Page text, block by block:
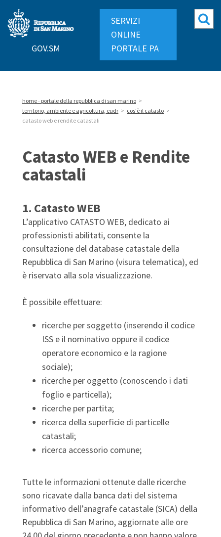
Repubblica
di
GOV.SM
SERVIZI
ONLINE
PORTALE PA
home - portale della repubblica di san marino >
territorio, ambiente e agricoltura, eudr > cos'è il catasto >
catasto web e rendite catastali
Catasto WEB e Rendite
catastali
1. Catasto WEB
L’applicativo CATASTO WEB, dedicato ai
professionisti abilitati, consente la
consultazione del database catastale della
Repubblica di San Marino (visura telematica), ed
è riservato alla sola visualizzazione.
È possibile effettuare:
ricerche per soggetto (inserendo il codice
ISS e il nominativo oppure il codice
operatore economico e la ragione
sociale);
ricerche per oggetto (conoscendo i dati
foglio e particella);
ricerche per partita;
ricerca della superficie di particelle
catastali;
ricerca accessorio comune;
Tutte le informazioni ottenute dalle ricerche
sono ricavate dalla banca dati del sistema
informativo dell’anagrafe catastale (SICA) della
Repubblica di San Marino, aggiornate alle ore